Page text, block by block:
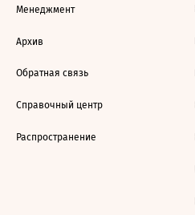
Менеджмент
Архив
Обратная связь
Справочный центр
Распространение